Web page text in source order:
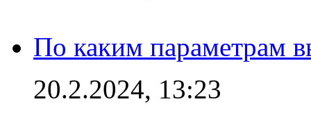
По каким параметрам
20.2.2024, 13:23